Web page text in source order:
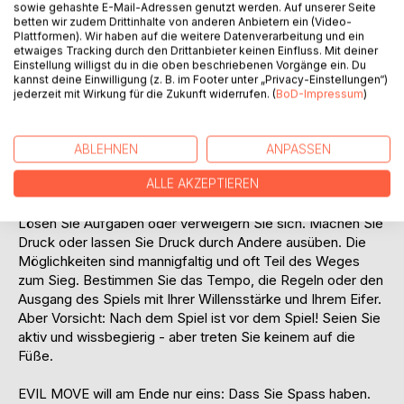
Enthaltene Spiele:
- SECOND 10
- SILENT BALANCE
- CODE DETECTIVE
Bleiben Sie konzentriert und lernen Sie von Ihren
Mitspielern, denn nicht selten sind Sie auf Ihr Team und
Lösen Sie Aufgaben oder verweigern Sie sich. Machen Sie
Druck oder lassen Sie Druck durch Andere ausüben. Die
Möglichkeiten sind mannigfaltig und oft Teil des Weges
zum Sieg. Bestimmen Sie das Tempo, die Regeln oder den
Ausgang des Spiels mit Ihrer Willensstärke und Ihrem Eifer.
Aber Vorsicht: Nach dem Spiel ist vor dem Spiel! Seien Sie
aktiv und wissbegierig - aber treten Sie keinem auf die
Füße.
EVIL MOVE will am Ende nur eins: Dass Sie Spass haben.
sowie gehashte E-Mail-Adressen genutzt werden. Auf unserer Seite
betten wir zudem Drittinhalte von anderen Anbietern ein (Video-
Plattformen). Wir haben auf die weitere Datenverarbeitung und ein
etwaiges Tracking durch den Drittanbieter keinen Einfluss. Mit deiner
Einstellung willigst du in die oben beschriebenen Vorgänge ein. Du
kannst deine Einwilligung (z. B. im Footer unter „Privacy-Einstellungen“)
jederzeit mit Wirkung für die Zukunft widerrufen. (BoD-Impressum)
ABLEHNEN ANPASSEN
ALLE AKZEPTIEREN